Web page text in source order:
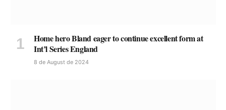
Home hero Bland eager to continue excellent form at
Int’l Series England
8 de August de 2024